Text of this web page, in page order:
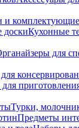
и комплектующие
доскиКухонные
для
Турки,
Предметы